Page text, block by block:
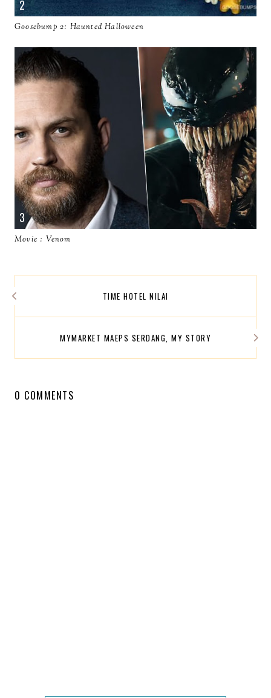
Goosebump 2: Haunted Halloween
Movie : Venom
TIME HOTEL NILAI
MYMARKET MAEPS SERDANG, MY STORY
0 COMMENTS